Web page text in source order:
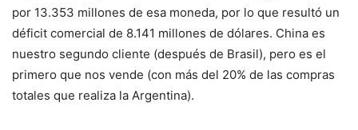
por 13.353 millones de esa moneda, por lo que resultó un
déficit comercial de 8.141 millones de dólares. China es
nuestro segundo cliente (después de Brasil), pero es el
primero que nos vende (con más del 20% de las compras
totales que realiza la Argentina).